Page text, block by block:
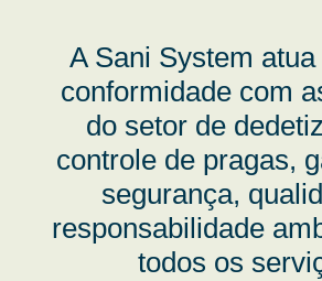
A Sani System
conformidade com
do setor de
controle de pragas,
segurança,
responsabilidade
todos os